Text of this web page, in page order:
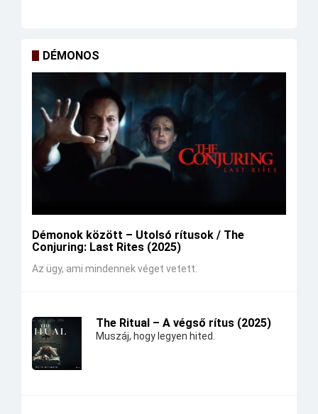
DÉMONOS
Démonok között – Utolsó rítusok / The
Conjuring: Last Rites (2025)
Az ügy, ami mindennek véget vetett.
The Ritual – A végső rítus (2025)
Muszáj, hogy legyen hited.